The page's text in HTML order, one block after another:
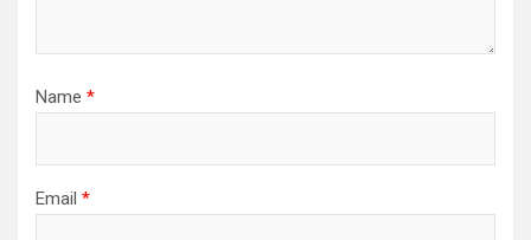
Name *
Email *